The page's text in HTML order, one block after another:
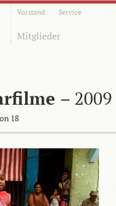
Vorstand Service
Mitglieder
– 2009
18